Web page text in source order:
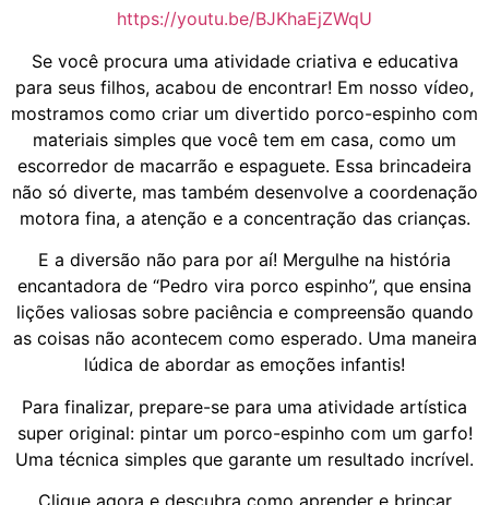
https://youtu.be/BJKhaEjZWqU
Se você procura uma atividade criativa e educativa
para seus filhos, acabou de encontrar! Em nosso vídeo,
mostramos como criar um divertido porco-espinho com
materiais simples que você tem em casa, como um
escorredor de macarrão e espaguete. Essa brincadeira
não só diverte, mas também desenvolve a coordenação
motora fina, a atenção e a concentração das crianças.
E a diversão não para por aí! Mergulhe na história
encantadora de “Pedro vira porco espinho”, que ensina
lições valiosas sobre paciência e compreensão quando
as coisas não acontecem como esperado. Uma maneira
lúdica de abordar as emoções infantis!
Para finalizar, prepare-se para uma atividade artística
super original: pintar um porco-espinho com um garfo!
Uma técnica simples que garante um resultado incrível.